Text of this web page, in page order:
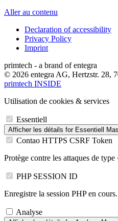
Aller au contenu
Declaration of accessibility
Privacy Policy
Imprint
primtech - a brand of entegra
© 2026 entegra AG, Hertzstr. 28,
primtech INSIDE
Utilisation de cookies & services
Essentiell
Afficher les détails for Essentiell
Contao HTTPS CSRF Token
Protège contre les attaques de
PHP SESSION ID
Enregistre la session PHP en cours.
Analyse